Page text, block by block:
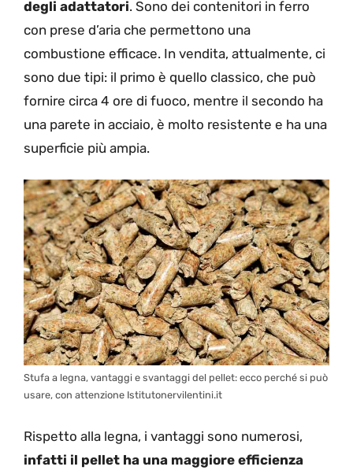
degli adattatori. Sono dei contenitori in ferro
con prese d’aria che permettono una
combustione efficace. In vendita, attualmente, ci
sono due tipi: il primo è quello classico, che può
fornire circa 4 ore di fuoco, mentre il secondo ha
una parete in acciaio, è molto resistente e ha una
superficie più ampia.
Stufa a legna, vantaggi e svantaggi del pellet: ecco perché si può
usare, con attenzione Istitutonervilentini.it
Rispetto alla legna, i vantaggi sono numerosi,
infatti il pellet ha una maggiore efficienza